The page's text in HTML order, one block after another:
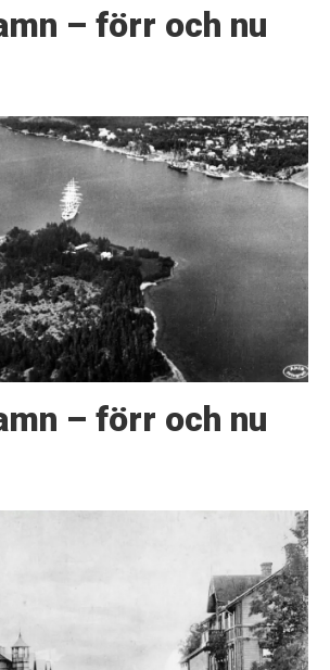
– förr och nu
– förr och nu